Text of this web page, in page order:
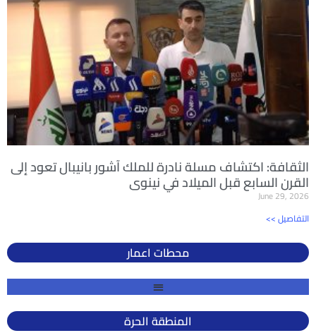
الثقافة: اكتشاف مسلة نادرة للملك آشور بانيبال تعود إلى
القرن السابع قبل الميلاد في نينوى
June 29, 2026
<< التفاصيل
محطات اعمار
المنطقة الحرة